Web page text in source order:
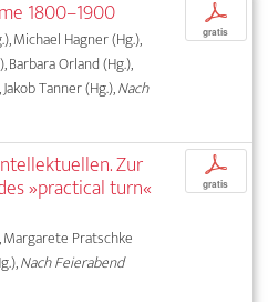
1800–1900
Michael Hagner (Hg.),
Barbara Orland (Hg.),
Tanner (Hg.),Nach
p
gratis
Zur
»practical turn«
Pratschke
Nach Feierabend
p
gratis